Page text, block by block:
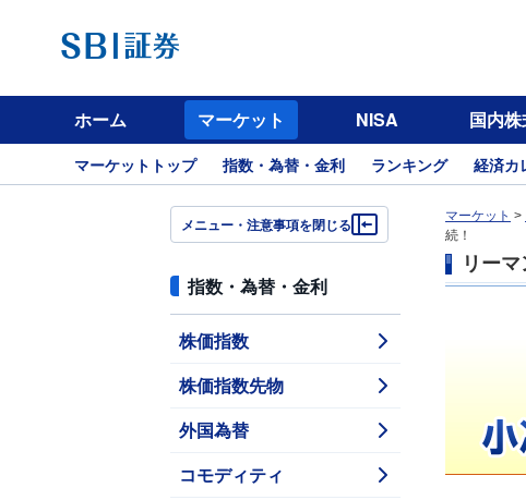
ホーム マーケット NISA 国内
マーケットトップ 指数・為替・金利 ランキング 経済カ
メニュー・注意事項を閉じる
指数・為替・金利
株価指数
株価指数先物
外国為替
コモディティ
マーケット >
続！
リー